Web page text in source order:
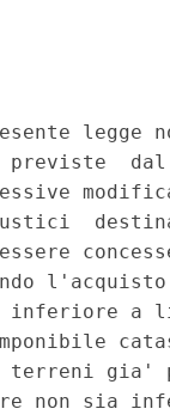
legge
dal
inferiore a
terreni gia'
non sia